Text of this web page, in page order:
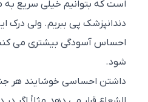
شمار آیید، در مقایسه با کسی که
مَردم داری ( دادن احساس خوش به
امتیازی را به دست نمی آورید.
اگر می خواهید فردِ مردم داری